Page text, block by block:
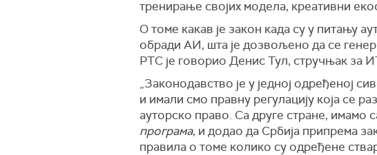
тренирање својих модела, креативни
О томе какав је закон када су у питању
обради АИ, шта је дозвољено да се
РТС је говорио Денис Тул, стручњак за
„Законодавство је у једној одређеној
и имали смо правну регулацију која се
ауторско право. Са друге стране, имамо
програма, и додао да Србија припрема
правила о томе колико су одређене